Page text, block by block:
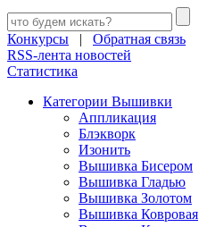
Конкурсы | Обратная связь
RSS-лента новостей
Статистика
Категории Вышивки
Аппликация
Блэкворк
Изонить
Вышивка Бисером
Вышивка Гладью
Вышивка Золотом
Вышивка Ковровая